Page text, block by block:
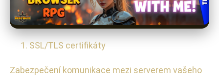
SSL/TLS certifikáty
Zabezpečení komunikace mezi serverem vašeho